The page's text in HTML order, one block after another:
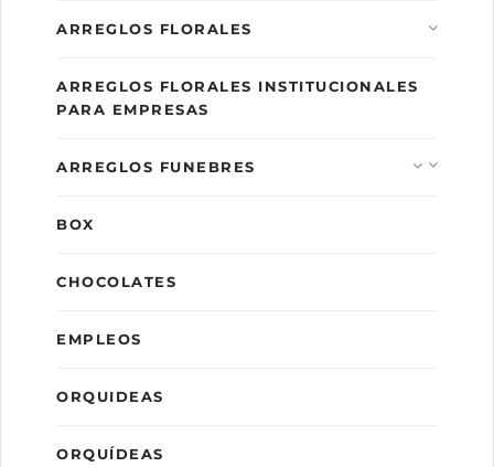
ARREGLOS FLORALES
ARREGLOS FLORALES INSTITUCIONALES
PARA EMPRESAS
ARREGLOS FUNEBRES
BOX
CHOCOLATES
EMPLEOS
ORQUIDEAS
ORQUÍDEAS